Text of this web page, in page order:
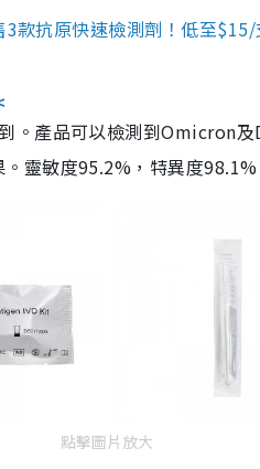
款抗原快速檢測劑！低至
。產品可以檢測到Omicron
靈敏度95.2%，特異度98.1%
點擊圖片放大